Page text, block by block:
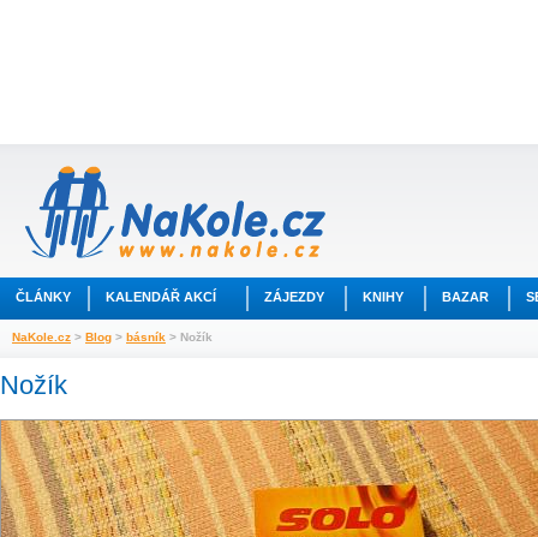
ČLÁNKY KALENDÁŘ AKCÍ ZÁJEZDY KNIHY BAZAR
NaKole.cz > Blog > básník > Nožík
Nožík